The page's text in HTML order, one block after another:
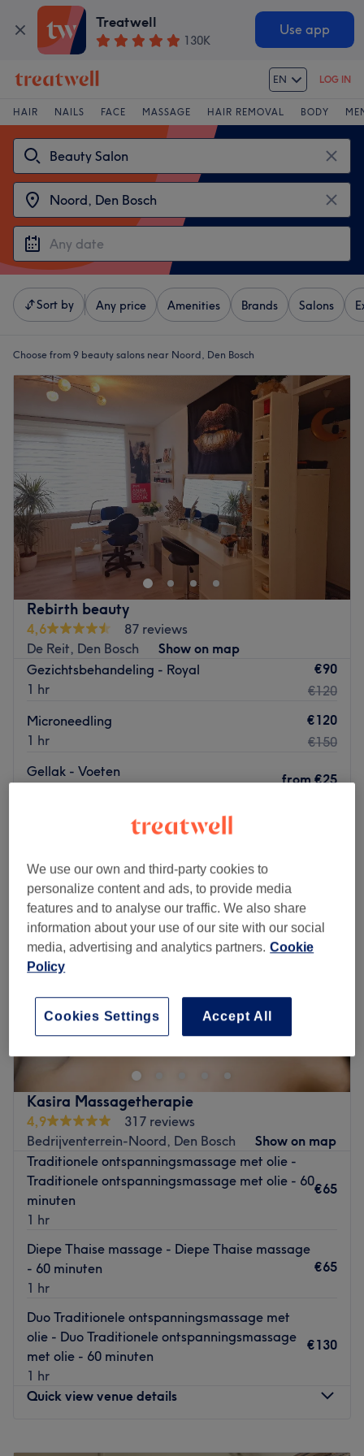
Treatwell
130K
Use app
EN LOG IN
HAIR NAILS FACE MASSAGE HAIR REMOVAL BODY
Sort by Any price Amenities Brands Salons
Choose from 9 beauty salons near Noord, Den Bosch
Rebirth beauty
4,6
87 reviews
De Reit, Den Bosch
Show on map
Gezichtsbehandeling - Royal
1 hr
€90
€120
Microneedling
1 hr
€120
€150
Gellak - Voeten
from €25
Tuesday
08:00
Wednesday
08:00–22:00
Thursday
08:00–23:00
Friday
07:00–22:00
Saturday
10:00–19:00
Sunday
Rebirth Beauty is een fijne salon gevestigd in Den Bosch.
Deze salon biedt een breed scala aan diensten aan en is
Dichtstbijzijnde openbaar vervoer:
De salon is gelegen bij de halte 's-Hertogenbosch, Vierde
Reit.
Het team:
Rebirth Beauty heeft een klein team van toegewijde
medewerkers die zorg dragen voor hun klanten. Ze zetten
hun expertise in om het beste resultaat te bereiken en
streven ernaar om elke klant zich speciaal en verzorgd te
laten voelen.
Wat we leuk vinden aan de salon:
Sfeer: vriendelijk & ontspannen
Gebruikte merken en producten: Clarins, Estée Lauder,
Dior, Sothys, Sisley & Karmameju
Kasira Massagetherapie
4,9
317 reviews
Bedrijventerrein-Noord, Den Bosch
Show on map
Traditionele ontspanningsmassage met olie -
Traditionele ontspanningsmassage met olie - 60
minuten
1 hr
€65
Diepe Thaise massage - Diepe Thaise massage
- 60 minuten
1 hr
€65
Duo Traditionele ontspanningsmassage met
olie - Duo Traditionele ontspanningsmassage
met olie - 60 minuten
1 hr
€130
Quick view venue details
We use our own and third-party cookies to
personalize content and ads, to provide media
features and to analyse our traffic. We also share
information about your use of our site with our social
media, advertising and analytics partners. Cookie
Policy
Accept All
Cookies Settings